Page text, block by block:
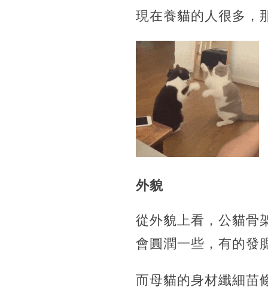
現在養貓的人很多，
外貌
從外貌上看，公貓骨
會圓潤一些，有的發
而母貓的身材纖細苗